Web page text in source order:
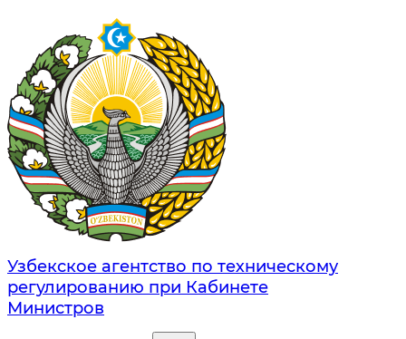
Узбекское агентство по техническому
регулированию при Кабинете
Министров